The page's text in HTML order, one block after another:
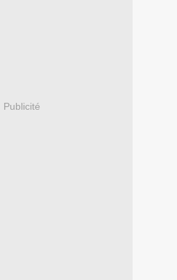
Publicité